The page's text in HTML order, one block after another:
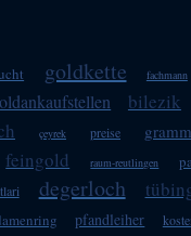
goldkette
fachmann
bilezik
çeyrek preise
feingold raum-reutlingen
degerloch
pfandleiher